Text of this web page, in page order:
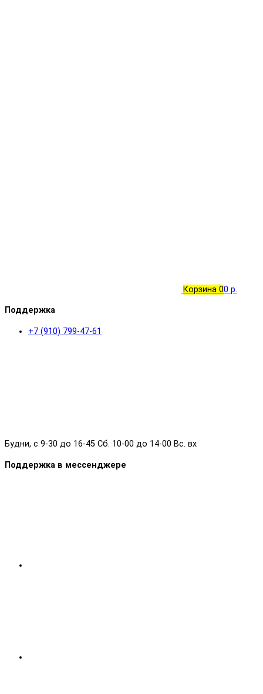
Корзина 00 р.
Поддержка
+7 (910) 799-47-61
Будни, с 9-30 до 16-45 Сб. 10-00 до 14-00 Вс. вх
Поддержка в мессенджере